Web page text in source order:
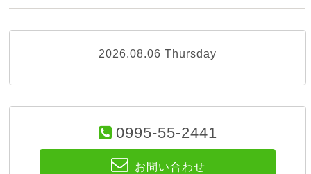
2026.08.06 Thursday
0995-55-2441
お問い合わせ